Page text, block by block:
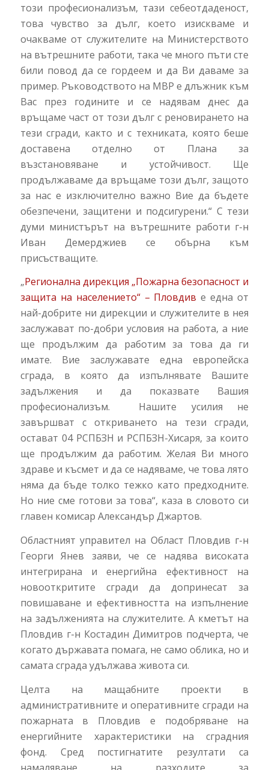
този професионализъм, тази себеотдаденост,
това чувство за дълг, което изискваме и
очакваме от служителите на Министерството
на вътрешните работи, така че много пъти сте
били повод да се гордеем и да Ви даваме за
пример. Ръководството на МВР е длъжник към
Вас през годините и се надявам днес да
връщаме част от този дълг с реновирането на
тези сгради, както и с техниката, която беше
доставена отделно от Плана за
възстановяване и устойчивост. Ще
продължаваме да връщаме този дълг, защото
за нас е изключително важно Вие да бъдете
обезпечени, защитени и подсигурени.“ С тези
думи министърът на вътрешните работи г-н
Иван Демерджиев се обърна към
присъстващите.
„Регионална дирекция „Пожарна безопасност и
защита на населението“ – Пловдив е една от
най-добрите ни дирекции и служителите в нея
заслужават по-добри условия на работа, а ние
ще продължим да работим за това да ги
имате. Вие заслужавате една европейска
сграда, в която да изпълнявате Вашите
задължения и да показвате Вашия
професионализъм. Нашите усилия не
завършват с откриването на тези сгради,
остават 04 РСПБЗН и РСПБЗН-Хисаря, за които
ще продължим да работим. Желая Ви много
здраве и късмет и да се надяваме, че това лято
няма да бъде толко тежко като предходните.
Но ние сме готови за това“, каза в словото си
главен комисар Александър Джартов.
Областният управител на Област Пловдив г-н
Георги Янев заяви, че се надява високата
интегрирана и енергийна ефективност на
новооткритите сгради да допринесат за
повишаване и ефективността на изпълнение
на задълженията на служителите. А кметът на
Пловдив г-н Костадин Димитров подчерта, че
когато държавата помага, не само облика, но и
самата сграда удължава живота си.
Целта на мащабните проекти в
административните и оперативните сгради на
пожарната в Пловдив е подобряване на
енергийните характеристики на сградния
фонд. Сред постигнатите резултати са
намаляване на разходите за